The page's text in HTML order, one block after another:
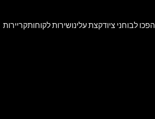
הפכו לבוחני ציודקצת עלינושירות לקוחותקריירות